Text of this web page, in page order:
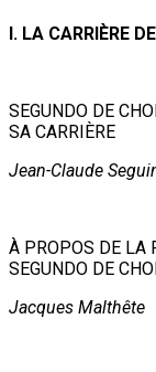
I. LA CARRIÈRE
SEGUNDO DE
SA CARRIÈRE
Jean-Claude
À PROPOS DE LA
SEGUNDO DE
Jacques Malthête